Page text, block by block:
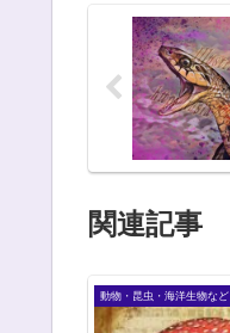
関連記事
動物・昆虫・海洋生物など